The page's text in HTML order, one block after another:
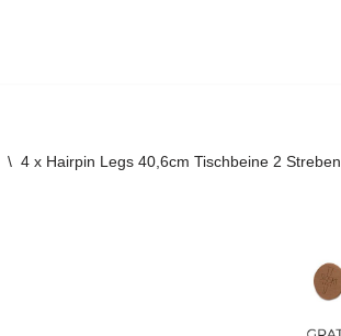
\ 4 x Hairpin Legs 40,6cm Tischbeine 2 Streben